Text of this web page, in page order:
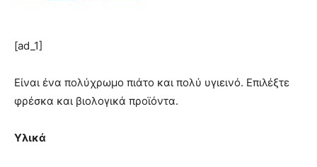
[ad_1]
Είναι ένα πολύχρωμο πιάτο και πολύ υγιεινό. Επιλέξτε
φρέσκα και βιολογικά προϊόντα.
Υλικά